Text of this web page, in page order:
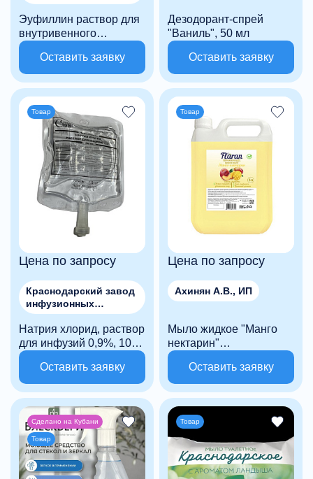
Эуфиллин раствор для
внутривенного
введения 24 мг/мл
Оставить заявку
Дезодорант-спрей
"Ваниль", 50 мл
Оставить заявку
Товар
Цена по запросу
Краснодарский завод
инфузионных
растворов СТЕРИТЕК,
ООО
Натрия хлорид, раствор
для инфузий 0,9%, 100
мл
Оставить заявку
Товар
Цена по запросу
Ахинян А.В., ИП
Мыло жидкое "Манго
нектарин"
гипоаллергенное, с
эффектом увлажнения
5 л
Оставить заявку
Сделано на Кубани
Товар
Товар